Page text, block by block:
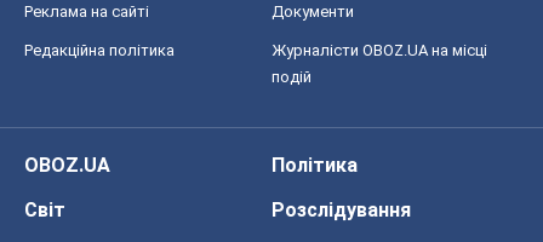
Реклама на сайті Документи
Редакційна політика
Журналісти OBOZ.UA на місці
подій
OBOZ.UA
Політика
Світ
Розслідування